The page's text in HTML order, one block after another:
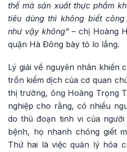
thế mà sản xuất thực phẩm
tiêu dùng thì không biết
như vậy không”– chị Hoàng
quận Hà Đông bày tỏ lo lắng.
Lý giải về nguyên nhân khiến
trốn kiểm dịch của cơ quan
thị trường, ông Hoàng Trọng
nghiệp cho rằng, có nhiều
do thủ đoạn tinh vi của
bệnh, họ nhanh chóng giết
Thứ hai là việc quản lý hóa